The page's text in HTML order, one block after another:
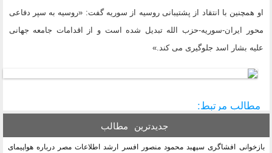
او همچنین با انتقاد از پشتیبانی روسیه از سوریه گفت: «روسیه به سپر دفاعی
محور ایران-سوریه-حزب الله تبدیل شده است و از اقدامات جامعه جهانی
علیه بشار اسد جلوگیری می کند.»
مطالب مرتبط:
جدیدترین مطالب
بازخوانی افشاگری سپهبد محمود منصور افسر ارشد اطلاعات مصر درباره هواپیمای